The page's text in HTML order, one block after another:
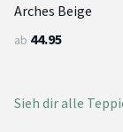
Arches Beige
ab 44.95
Sieh dir alle